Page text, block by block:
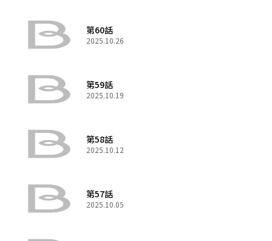
第60話
2025.10.26
第59話
2025.10.19
第58話
2025.10.12
第57話
2025.10.05